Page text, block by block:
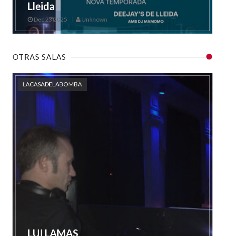
Lleida
Dec 23 2025 Unknown
OTRAS SALAS
LACASADELABOMBA
LUI LAMAS